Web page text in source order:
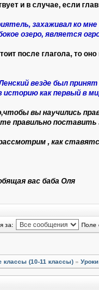
и в случае, если
захаживал ко
озеро, является
после глагола, то
везде был принят
историю как первый в
вы научились
правильно поставить
, как
вас баба Оля
за: Поле
классы (10-11 классы) »